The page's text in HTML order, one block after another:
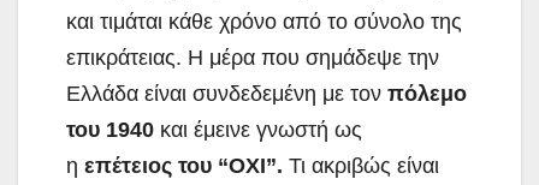
και τιμάται κάθε χρόνο από το σύνολο της
επικράτειας. Η μέρα που σημάδεψε την
Ελλάδα είναι συνδεδεμένη με τον πόλεμο
του 1940 και έμεινε γνωστή ως
η επέτειος του “ΟΧΙ”. Τι ακριβώς είναι